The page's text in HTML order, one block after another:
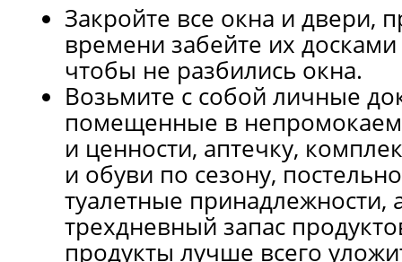
Закройте все окна и двери,
времени забейте их
чтобы не разбились окна.
Возьмите с собой личные
помещенные в
и ценности, аптечку,
и обуви по сезону,
туалетные принадлежности,
трехдневный запас
продукты лучше всего